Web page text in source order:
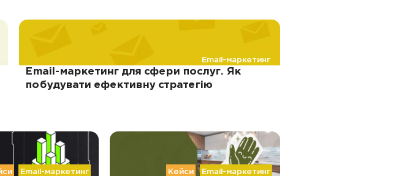
Email-маркетинг
Email-маркетинг для сфери послуг. Як
побудувати ефективну стратегію
Email-маркетинг Кейси Email-маркетинг